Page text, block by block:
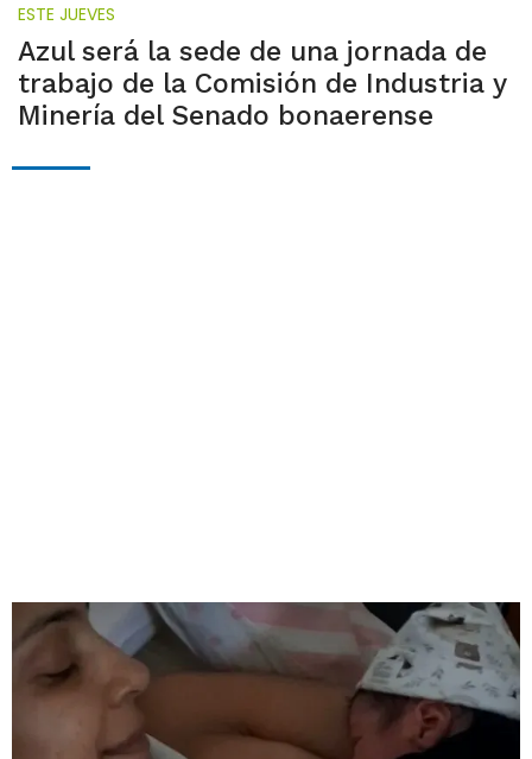
ESTE JUEVES
Azul será la sede de una jornada de
trabajo de la Comisión de Industria y
Minería del Senado bonaerense